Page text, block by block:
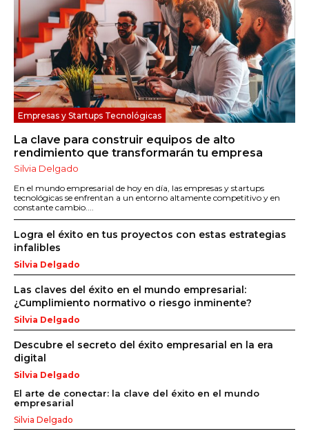
Empresas y Startups Tecnológicas
La clave para construir equipos de alto
rendimiento que transformarán tu empresa
Silvia Delgado
En el mundo empresarial de hoy en día, las empresas y startups
tecnológicas se enfrentan a un entorno altamente competitivo y en
constante cambio....
Logra el éxito en tus proyectos con estas estrategias
infalibles
Silvia Delgado
Las claves del éxito en el mundo empresarial:
¿Cumplimiento normativo o riesgo inminente?
Silvia Delgado
Descubre el secreto del éxito empresarial en la era
digital
Silvia Delgado
El arte de conectar: la clave del éxito en el mundo
empresarial
Silvia Delgado